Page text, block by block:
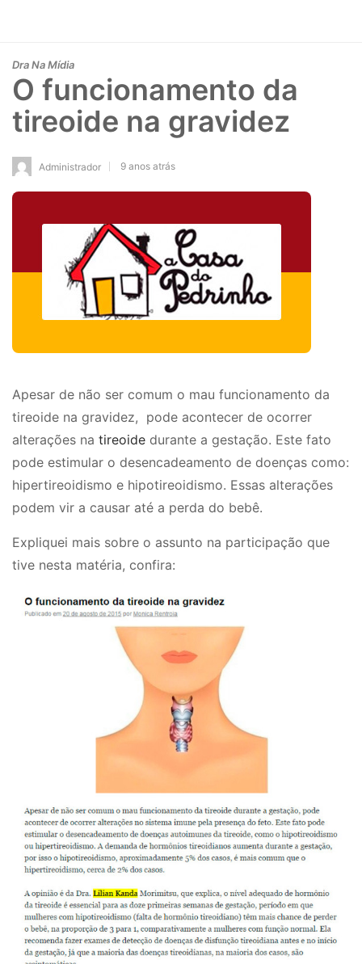
Dra Na Mídia
O funcionamento da
tireoide na gravidez
Administrador 9 anos atrás
Apesar de não ser comum o mau funcionamento da
tireoide na gravidez, pode acontecer de ocorrer
alterações na tireoide durante a gestação. Este fato
pode estimular o desencadeamento de doenças como:
hipertireoidismo e hipotireoidismo. Essas alterações
podem vir a causar até a perda do bebê.
Expliquei mais sobre o assunto na participação que
tive nesta matéria, confira: